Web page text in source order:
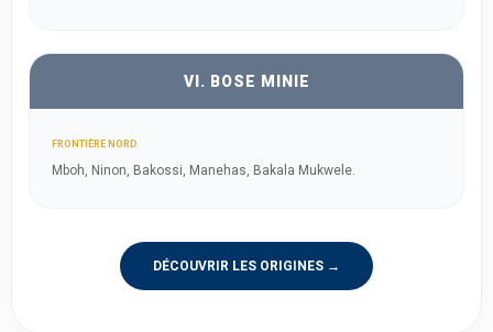
VI. BOSE MINIE
FRONTIÈRE NORD
Mboh, Ninon, Bakossi, Manehas, Bakala Mukwele.
DÉCOUVRIR LES ORIGINES →